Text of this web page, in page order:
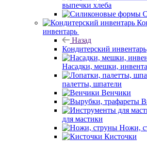
выпечки хлеба
инвентарь
Назад
Кондитерский инвентарь
Насадки, мешки,
палетты, шпатели
Венчики
для мастики
Ножи,
Кисточки